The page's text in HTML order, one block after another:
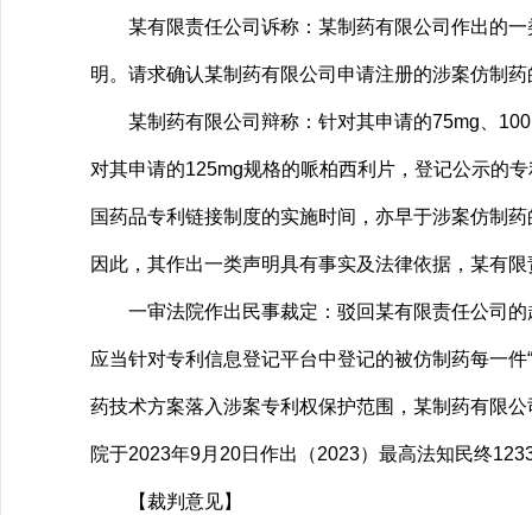
某有限责任公司诉称：某制药有限公司作出的一
明。请求确认某制药有限公司申请注册的涉案仿制
某制药有限公司辩称：针对其申请的75mg、
对其申请的125mg规格的哌柏西利片，登记公示的
国药品专利链接制度的实施时间，亦早于涉案仿制
因此，其作出一类声明具有事实及法律依据，某有
一审法院作出民事裁定：驳回某有限责任公司的
应当针对专利信息登记平台中登记的被仿制药每一
药技术方案落入涉案专利权保护范围，某制药有限
院于2023年9月20日作出（2023）最高法知民终
【裁判意见】